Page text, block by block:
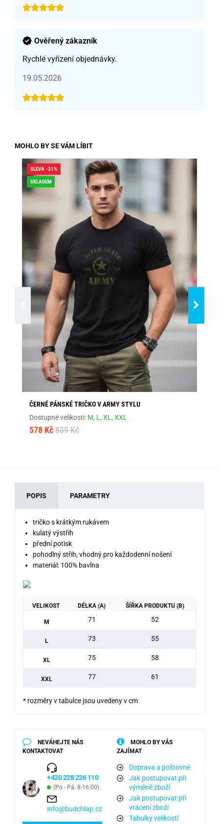
Ověřený zákazník
Rychlé vyřízení objednávky.
19.05.2026
MOHLO BY SE VÁM LÍBIT
SLEVA -31%
SKLADEM
ČERNÉ PÁNSKÉ TRIČKO V ARMY STYLU
Dostupné velikosti: M, L,XL,XXL
578 Kč 839 Kč
POPIS PARAMETRY
tričko s krátkým rukávem
kulatý výstřih
přední potisk
pohodlný střih, vhodný pro každodenní nošení
materiál: 100% bavlna
VELIKOST DÉLKA (A) ŠÍŘKA PRODUKTU (B)
M 71 52
L 73 55
XL 75 58
XXL 77 61
* rozměry v tabulce jsou uvedeny v cm
NEVÁHEJTE NÁS
KONTAKTOVAT
+420 228 226 110
(Po - Pá: 8-16:00)
info@budchlap.cz
MOHLO BY VÁS
ZAJÍMAT
Doprava a poštovné
Jak postupovat při
výměně zboží
Jak postupovat při
vrácení zboží
Tabulky velikostí